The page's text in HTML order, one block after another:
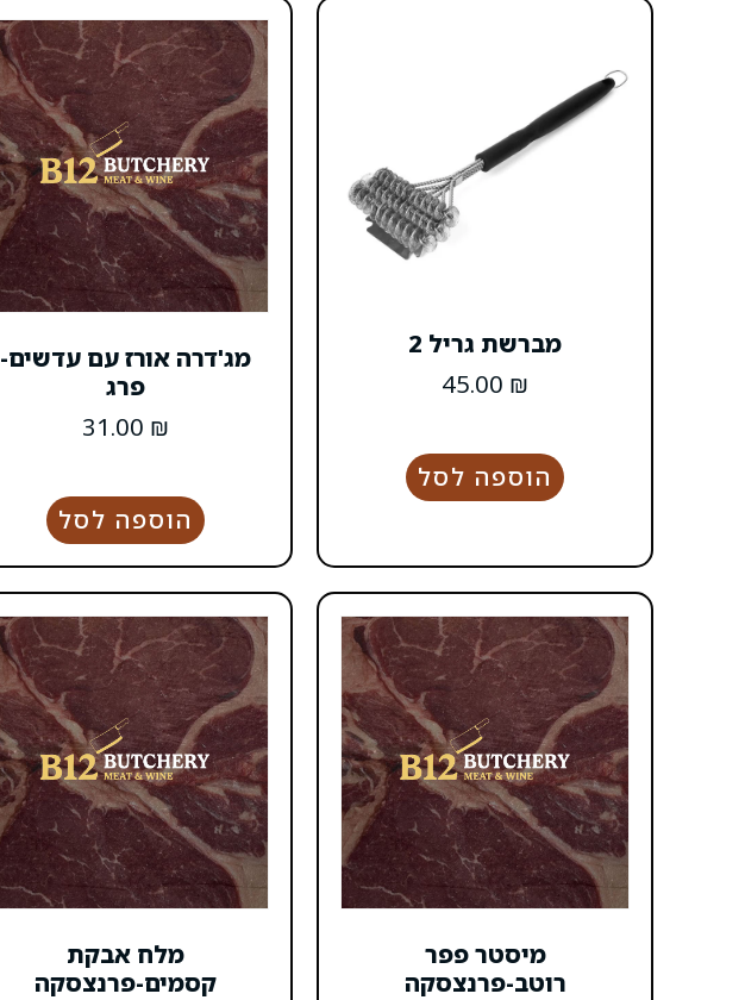
מברשת גריל 2
45.00 ₪
הוספה לסל
מג'דרה אורז עם עדשים-
פרג
31.00 ₪
הוספה לסל
מיסטר פפר
רוטב-פרנצסקה
מלח אבקת
קסמים-פרנצסקה